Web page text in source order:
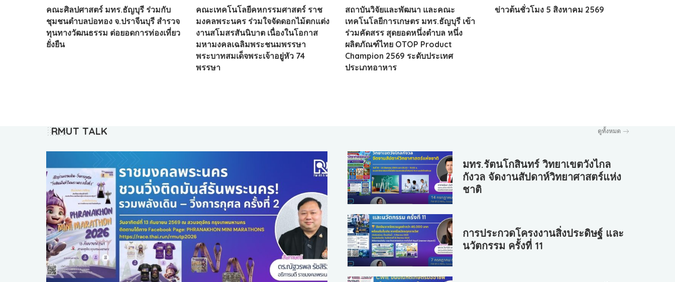
คณะศิลปศาสตร์ มทร.ธัญบุรี ร่วมกับ
ชุมชนตำบลบ่อทอง จ.ปราจีนบุรี สำรวจ
ทุนทางวัฒนธรรม ต่อยอดการท่องเที่ยว
ยั่งยืน
คณะเทคโนโลยีคหกรรมศาสตร์ ราช
มงคลพระนคร ร่วมใจจัดดอกไม้ตกแต่ง
งานสโมสรสันนิบาต เนื่องในโอกาส
มหามงคลเฉลิมพระชนมพรรษา
พระบาทสมเด็จพระเจ้าอยู่หัว 74
พรรษา
สถาบันวิจัยและพัฒนา และคณะ
เทคโนโลยีการเกษตร มทร.ธัญบุรี เข้า
ร่วมคัดสรร สุดยอดหนึ่งตำบล หนึ่ง
ผลิตภัณฑ์ไทย OTOP Product
Champion 2569 ระดับประเทศ
ประเภทอาหาร
ข่าวต้นชั่วโมง 5 สิงหาคม 2569
RMUT TALK ดูทั้งหมด
มทร.รัตนโกสินทร์ วิทยาเขตวังไกล
กังวล จัดงานสัปดาห์วิทยาศาสตร์แห่ง
ชาติ
การประกวดโครงงานสิ่งประดิษฐ์ และ
นวัตกรรม ครั้งที่ 11